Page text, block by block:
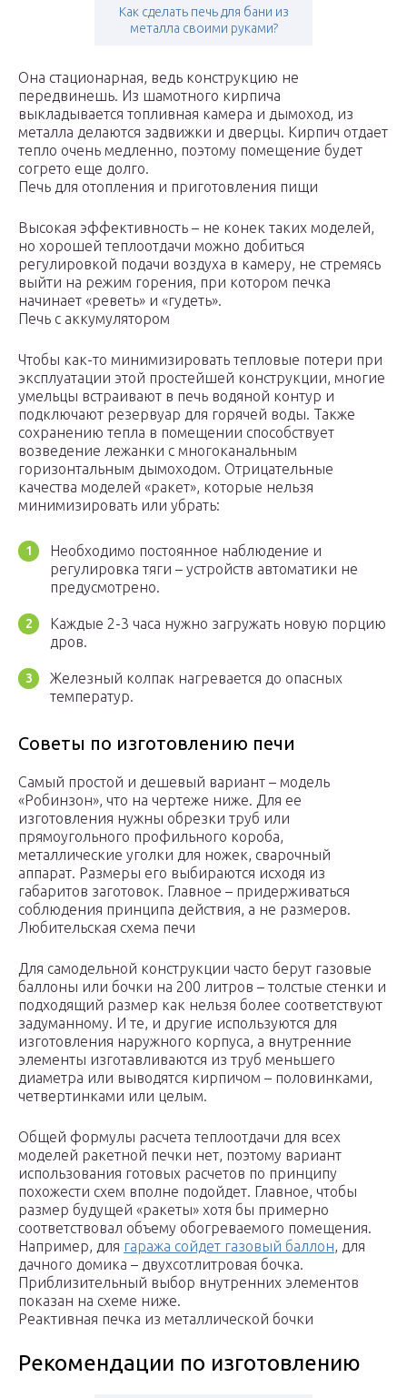
Как сделать печь для бани из
металла своими руками?
Она стационарная, ведь конструкцию не
передвинешь. Из шамотного кирпича
выкладывается топливная камера и дымоход, из
металла делаются задвижки и дверцы. Кирпич отдает
тепло очень медленно, поэтому помещение будет
согрето еще долго.
Печь для отопления и приготовления пищи
Высокая эффективность – не конек таких моделей,
но хорошей теплоотдачи можно добиться
регулировкой подачи воздуха в камеру, не стремясь
выйти на режим горения, при котором печка
начинает «реветь» и «гудеть».
Печь с аккумулятором
Чтобы как-то минимизировать тепловые потери при
эксплуатации этой простейшей конструкции, многие
умельцы встраивают в печь водяной контур и
подключают резервуар для горячей воды. Также
сохранению тепла в помещении способствует
возведение лежанки с многоканальным
горизонтальным дымоходом. Отрицательные
качества моделей «ракет», которые нельзя
минимизировать или убрать:
Необходимо постоянное наблюдение и
регулировка тяги – устройств автоматики не
предусмотрено.
Каждые 2-3 часа нужно загружать новую порцию
дров.
Железный колпак нагревается до опасных
температур.
Советы по изготовлению печи
Самый простой и дешевый вариант – модель
«Робинзон», что на чертеже ниже. Для ее
изготовления нужны обрезки труб или
прямоугольного профильного короба,
металлические уголки для ножек, сварочный
аппарат. Размеры его выбираются исходя из
габаритов заготовок. Главное – придерживаться
соблюдения принципа действия, а не размеров.
Любительская схема печи
Для самодельной конструкции часто берут газовые
баллоны или бочки на 200 литров – толстые стенки и
подходящий размер как нельзя более соответствуют
задуманному. И те, и другие используются для
изготовления наружного корпуса, а внутренние
элементы изготавливаются из труб меньшего
диаметра или выводятся кирпичом – половинками,
четвертинками или целым.
Общей формулы расчета теплоотдачи для всех
моделей ракетной печки нет, поэтому вариант
использования готовых расчетов по принципу
похожести схем вполне подойдет. Главное, чтобы
размер будущей «ракеты» хотя бы примерно
соответствовал объему обогреваемого помещения.
Например, для гаража сойдет газовый баллон, для
дачного домика – двухсотлитровая бочка.
Приблизительный выбор внутренних элементов
показан на схеме ниже.
Реактивная печка из металлической бочки
Рекомендации по изготовлению